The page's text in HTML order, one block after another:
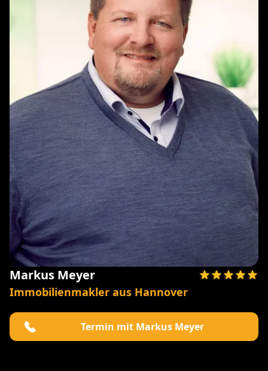
Markus Meyer
Immobilienmakler aus Hannover
Termin mit Markus Meyer